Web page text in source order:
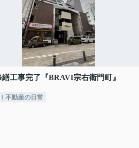
工事完了『BRAVI宗右衛門町』
不動産の日常